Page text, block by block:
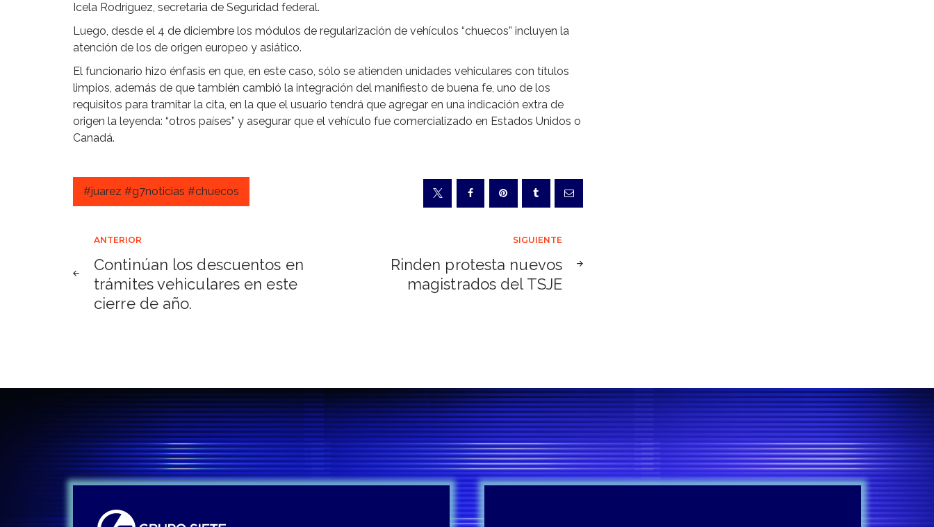
Icela Rodríguez, secretaria de Seguridad federal.
Luego, desde el 4 de diciembre los módulos de regularización de vehículos “chuecos” incluyen la
atención de los de origen europeo y asiático.
El funcionario hizo énfasis en que, en este caso, sólo se atienden unidades vehiculares con títulos
limpios, además de que también cambió la integración del manifiesto de buena fe, uno de los
requisitos para tramitar la cita, en la que el usuario tendrá que agregar en una indicación extra de
origen la leyenda: “otros países” y asegurar que el vehículo fue comercializado en Estados Unidos o
Canadá.
#juarez #g7noticias #chuecos
Navegación
de
entradas
ANTERIOR
Continúan los descuentos en
trámites vehiculares en este
cierre de año.
SIGUIENTE
Rinden protesta nuevos
magistrados del TSJE